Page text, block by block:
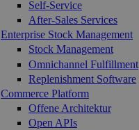
Self-Service
After-Sales Services
Enterprise Stock Management
Stock Management
Omnichannel Fulfillment
Replenishment Software
Commerce Platform
Offene Architektur
Open APIs